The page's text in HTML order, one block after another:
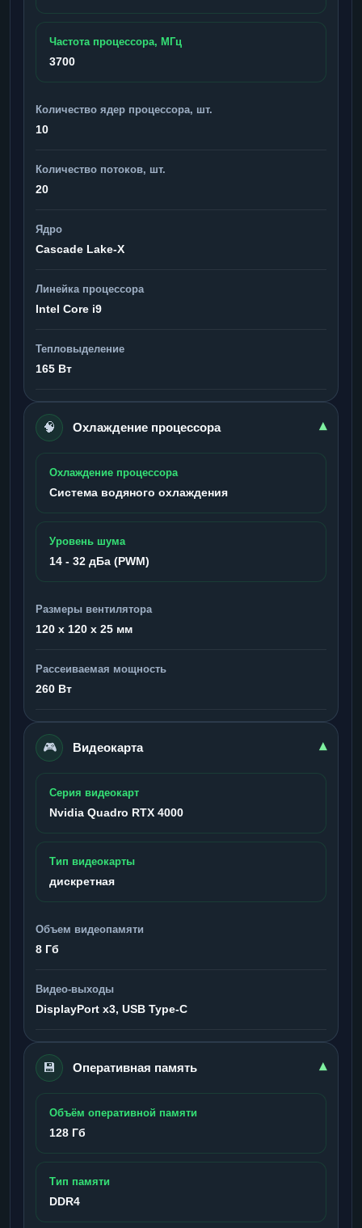
Частота процессора, МГц
3700
Количество ядер процессора, шт.
10
Количество потоков, шт.
20
Ядро
Cascade Lake-X
Линейка процессора
Intel Core i9
Тепловыделение
165 Вт
🧠 Охлаждение процессора ▾
Охлаждение процессора
Система водяного охлаждения
Уровень шума
14 - 32 дБа (PWM)
Размеры вентилятора
120 x 120 x 25 мм
Рассеиваемая мощность
260 Вт
🎮 Видеокарта ▾
Серия видеокарт
Nvidia Quadro RTX 4000
Тип видеокарты
дискретная
Объем видеопамяти
8 Гб
Видео-выходы
DisplayPort x3, USB Type-C
💾 Оперативная память ▾
Объём оперативной памяти
128 Гб
Тип памяти
DDR4